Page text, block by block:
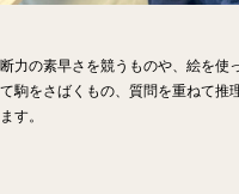
力の素早さ を競うものや、絵を使
駒をさばくもの、質問を重ねて推
す。